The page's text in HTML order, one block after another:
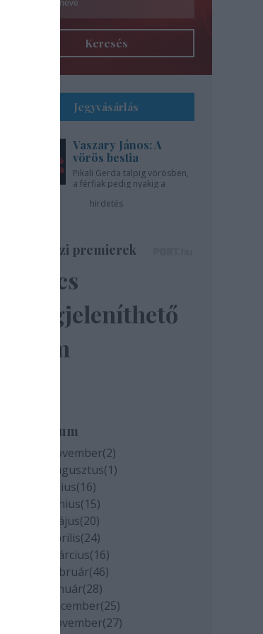
Keresés
Jegyvásárlás
Vaszary János: A
vörös bestia
Pikali Gerda talpig vörösben,
a férfiak pedig nyakig a
hirdetés
Színházi premierek
Nincs
megjeleníthető
elem
Archívum
2020 november(2)
2020 augusztus(1)
2020 július(16)
2020 június(15)
2020 május(20)
2020 április(24)
2020 március(16)
2020 február(46)
2020 január(28)
2019 december(25)
2019 november(27)